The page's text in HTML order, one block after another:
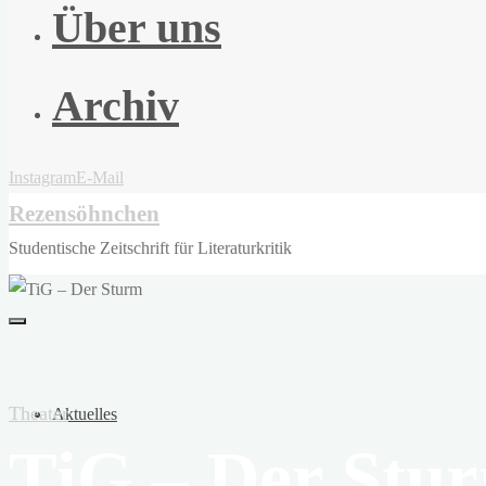
Über uns
Archiv
InstagramE-Mail
Rezensöhnchen
Studentische Zeitschrift für Literaturkritik
Aktuelles
Theater